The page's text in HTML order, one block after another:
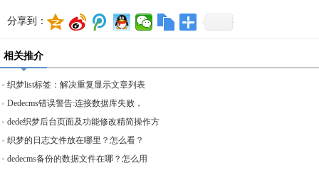
分享到：
相关推介
织梦list标签：解决重复显示文章列表
Dedecms错误警告:连接数据库失败，
dede织梦后台页面及功能修改精简操作方
织梦的日志文件放在哪里？怎么看？
dedecms备份的数据文件在哪？怎么用